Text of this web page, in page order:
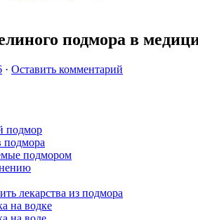
подмора в
· Оставить комментарий
подмор
подмора
подмором
лекарства из подмора
на водке